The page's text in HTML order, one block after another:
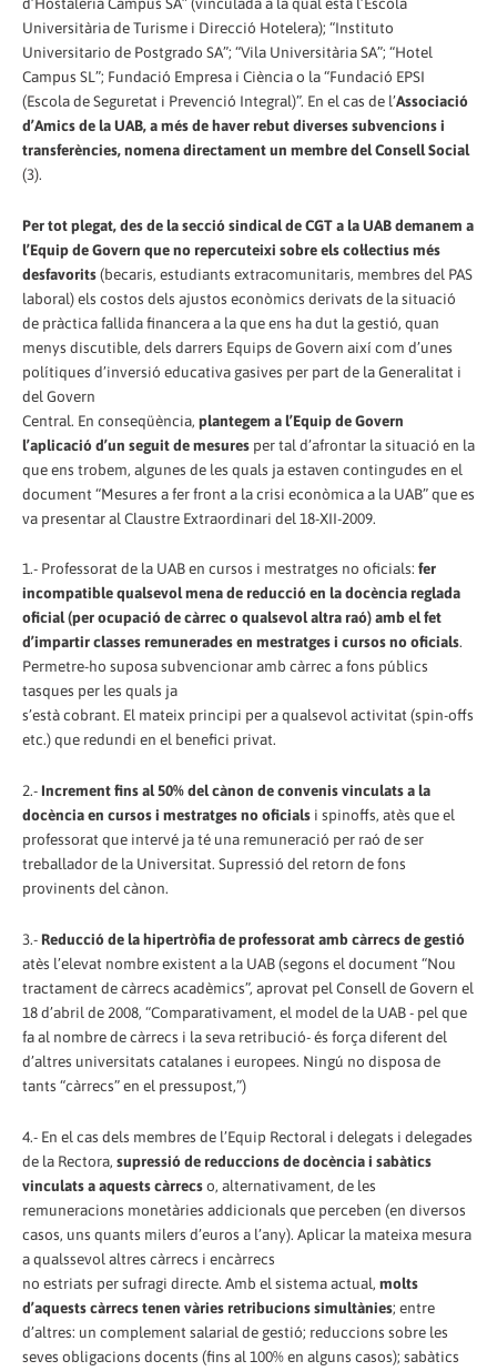
Universitària de Turisme i Direcció Hotelera); “Instituto
Universitario de Postgrado SA”; “Vila Universitària SA”; “Hotel
Campus SL”; Fundació Empresa i Ciència o la “Fundació EPSI
(Escola de Seguretat i Prevenció Integral)”. En el cas de l’Associació
d’Amics de la UAB, a més de haver rebut diverses subvencions i
transferències, nomena directament un membre del Consell Social
(3).
Per tot plegat, des de la secció sindical de CGT a la UAB demanem a
l’Equip de Govern que no repercuteixi sobre els col·lectius més
desfavorits(becaris, estudiants extracomunitaris, membres del PAS
laboral) els costos dels ajustos econòmics derivats de la situació
de pràctica fallida financera a la que ens ha dut la gestió, quan
menys discutible, dels darrers Equips de Govern així com d’unes
polítiques d’inversió educativa gasives per part de la Generalitat i
del Govern
Central. En conseqüència, plantegem a l’Equip de Govern
l’aplicació d’un seguit de mesures per tal d’afrontar la situació en la
que ens trobem, algunes de les quals ja estaven contingudes en el
document “Mesures a fer front a la crisi econòmica a la UAB” que es
va presentar al Claustre Extraordinari del 18-XII-2009.
1.- Professorat de la UAB en cursos i mestratges no oficials: fer
incompatible qualsevol mena de reducció en la docència reglada
oficial (per ocupació de càrrec o qualsevol altra raó) amb el fet
d’impartir classes remunerades en mestratges i cursos no oficials.
Permetre-ho suposa subvencionar amb càrrec a fons públics
tasques per les quals ja
s’està cobrant. El mateix principi per a qualsevol activitat (spin-offs
etc.) que redundi en el benefici privat.
2.- Increment fins al 50% del cànon de convenis vinculats a la
docència en cursos i mestratges no oficials i spinoffs, atès que el
professorat que intervé ja té una remuneració per raó de ser
treballador de la Universitat. Supressió del retorn de fons
provinents del cànon.
3.- Reducció de la hipertròfia de professorat amb càrrecs de gestió
atès l’elevat nombre existent a la UAB (segons el document “Nou
tractament de càrrecs acadèmics”, aprovat pel Consell de Govern el
18 d’abril de 2008, “Comparativament, el model de la UAB - pel que
fa al nombre de càrrecs i la seva retribució- és força diferent del
d’altres universitats catalanes i europees. Ningú no disposa de
tants “càrrecs” en el pressupost,”)
4.- En el cas dels membres de l’Equip Rectoral i delegats i delegades
de la Rectora, supressió de reduccions de docència i sabàtics
vinculats a aquests càrrecso, alternativament, de les
remuneracions monetàries addicionals que perceben (en diversos
casos, uns quants milers d’euros a l’any). Aplicar la mateixa mesura
a qualssevol altres càrrecs i encàrrecs
no estriats per sufragi directe. Amb el sistema actual, molts
d’aquests càrrecs tenen vàries retribucions simultànies; entre
d’altres: un complement salarial de gestió; reduccions sobre les
seves obligacions docents (fins al 100% en alguns casos); sabàtics